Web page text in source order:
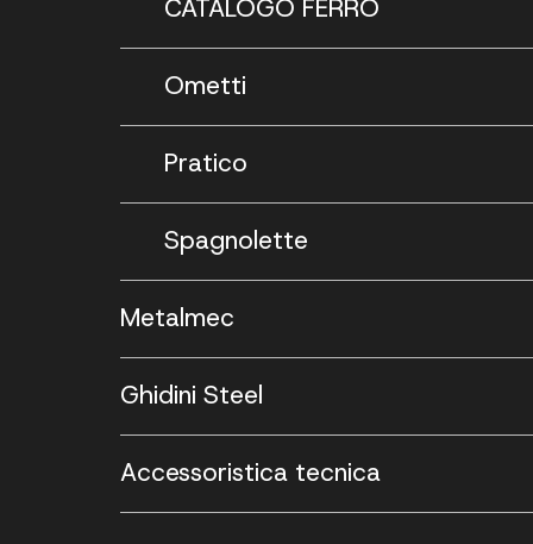
CATALOGO FERRO
Ometti
Pratico
Spagnolette
Metalmec
Ghidini Steel
Accessoristica tecnica